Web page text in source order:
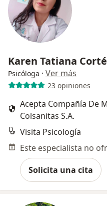
Karen Tatiana
Psicóloga · Ver más
23 opiniones
Acepta Compañía De
Colsanitas S.A.
Visita Psicología
Solicita una cita